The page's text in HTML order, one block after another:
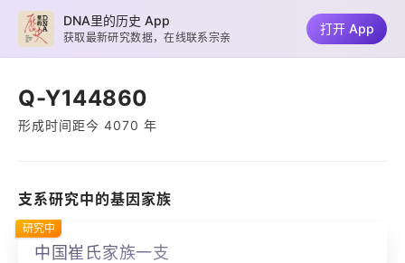
Q-Y144860
形成时间距今 4070 年
支系研究中的基因家族
中国崔氏家族一支
研究中
DNA里的历史 App
获取最新研究数据，在线联系宗亲
打开 App